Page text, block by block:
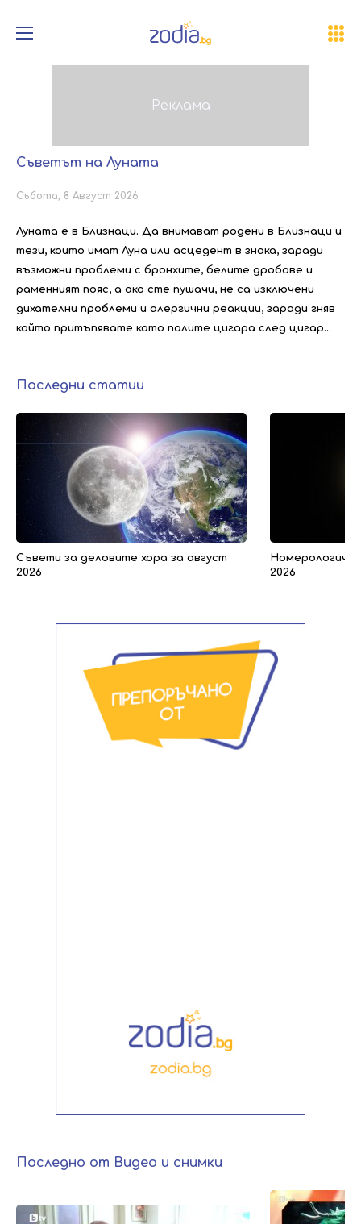
Съветът на Луната
Събота, 8 Август 2026
Луната е в Близнаци. Да внимават родени в Близнаци и
тези, които имат Луна или асцедент в знака, заради
възможни проблеми с бронхите, белите дробове и
раменният пояс, а ако сте пушачи, не са изключени
дихателни проблеми и алергични реакции, заради гняв
който притъпявате като палите цигара след цигар...
Последни статии
Съвети за деловите хора за август
2026
2026
Последно от Видео и снимки